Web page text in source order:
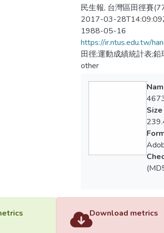
民生報, 台灣區田徑賽
2017-03-
1988-05-16
https://ir.ntus.edu.tw/
田徑;運動成績統計表;
other
Size
Download metrics